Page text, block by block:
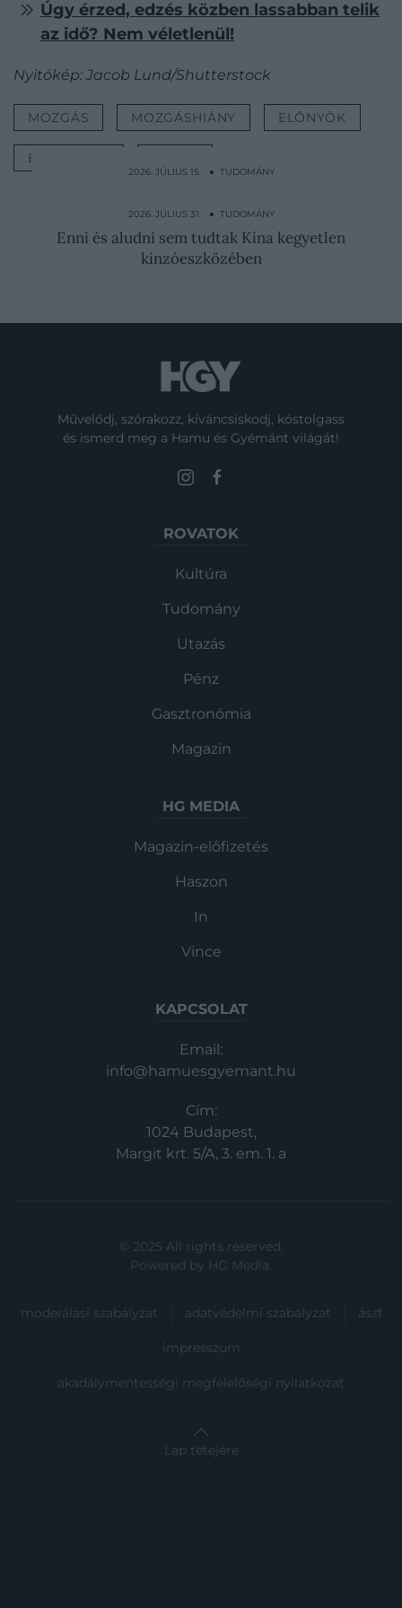
Úgy érzed, edzés közben lassabban telik
az idő? Nem véletlenül!
Nyitókép: Jacob Lund/Shutterstock
MOZGÁS MOZGÁSHIÁNY ELŐNYÖK
EDZÉSTERV
2026. JÚLIUS 15. ● TUDOMÁNY
folyamatosan figyeli a…
2026. JÚLIUS 31. ● TUDOMÁNY
Enni és aludni sem tudtak Kína kegyetlen
kínzóeszközében
Művelődj, szórakozz, kíváncsiskodj, kóstolgass
és ismerd meg a Hamu és Gyémánt világát!
ROVATOK
Kultúra
Tudomány
Utazás
Pénz
Gasztronómia
Magazin
HG MEDIA
Magazin-előfizetés
Haszon
In
Vince
KAPCSOLAT
Email:
info@hamuesgyemant.hu
Cím:
1024 Budapest,
Margit krt. 5/A, 3. em. 1. a
© 2025 All rights reserved.
Powered by HG Media.
moderálási szabályzat adatvédelmi szabályzat ászf
impresszum
akadálymentességi megfelelőségi nyilatkozat
Lap tetejére